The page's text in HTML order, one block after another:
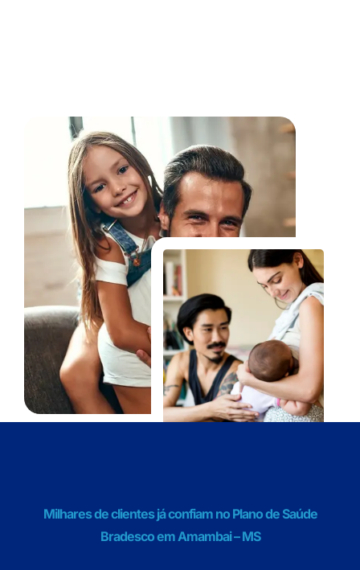
Milhares de clientes já confiam no Plano de Saúde
Bradesco em Amambai – MS